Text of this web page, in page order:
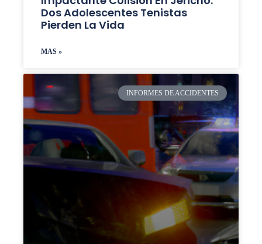
Dos Adolescentes Tenistas
Pierden La Vida
MAS »
INFORMES DE ACCIDENTES